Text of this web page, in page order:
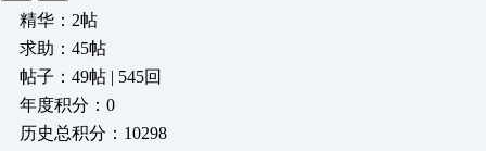
精华：2帖
求助：45帖
帖子：49帖 | 545回
年度积分：0
历史总积分：10298